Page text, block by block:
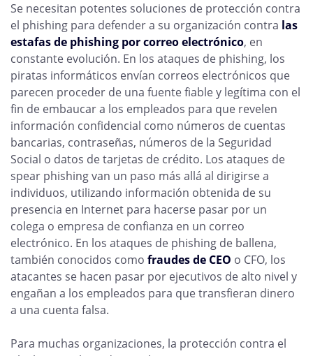
Se necesitan potentes soluciones de protección contra
el phishing para defender a su organización contra las
estafas de phishing por correo electrónico, en
constante evolución. En los ataques de phishing, los
piratas informáticos envían correos electrónicos que
parecen proceder de una fuente fiable y legítima con el
fin de embaucar a los empleados para que revelen
información confidencial como números de cuentas
bancarias, contraseñas, números de la Seguridad
Social o datos de tarjetas de crédito. Los ataques de
spear phishing van un paso más allá al dirigirse a
individuos, utilizando información obtenida de su
presencia en Internet para hacerse pasar por un
colega o empresa de confianza en un correo
electrónico. En los ataques de phishing de ballena,
también conocidos como fraudes de CEO o CFO, los
atacantes se hacen pasar por ejecutivos de alto nivel y
engañan a los empleados para que transfieran dinero
a una cuenta falsa.
Para muchas organizaciones, la protección contra el